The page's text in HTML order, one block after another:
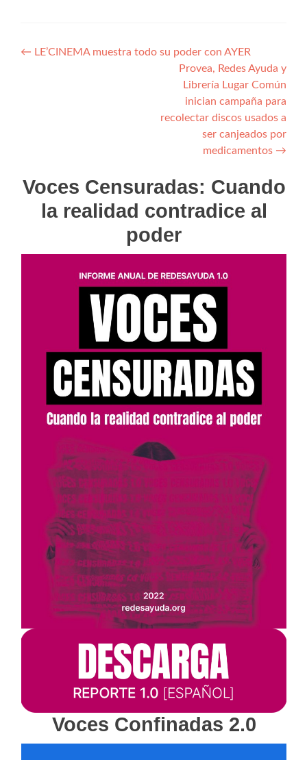
Navegación
← LE’CINEMA muestra todo su poder con AYER
Provea, Redes Ayuda y
Librería Lugar Común
inician campaña para
recolectar discos usados a
ser canjeados por
medicamentos →
Voces Censuradas: Cuando
la realidad contradice al
poder
Voces Confinadas 2.0